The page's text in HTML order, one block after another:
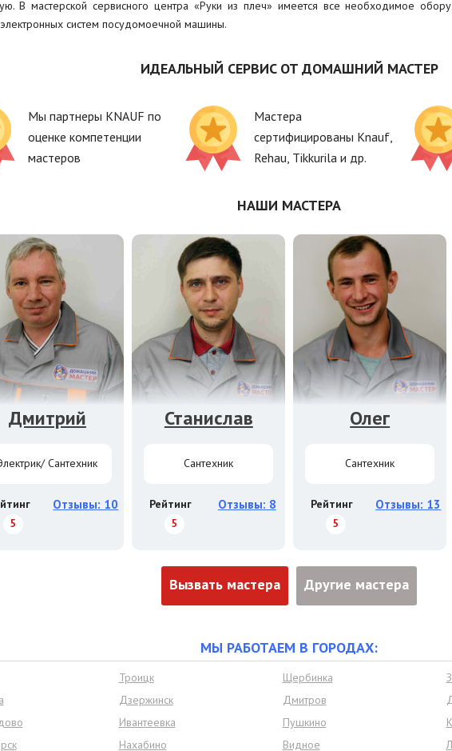
В мастерской сервисного центра «Руки из плеч» имеется все необходимое
систем посудомоечной машины.
ИДЕАЛЬНЫЙ СЕРВИС ОТ ДОМАШНИЙ МАСТЕР
Мы партнеры KNAUF по
оценке компетенции
мастеров
Мастера
сертифицированы Knauf,
Rehau, Tikkurila и др.
НАШИ МАСТЕРА
Дмитрий
Сантехник
5
Отзывы: 10
Станислав
Сантехник
Рейтинг
5
Отзывы: 8
Олег
Сантехник
Рейтинг
5
Отзывы: 13
Вызвать мастера Другие мастера
МЫ РАБОТАЕМ В ГОРОДАХ:
Троицк Щербинка
Дзержинск Дмитров
Ивантеевка Пушкино
Нахабино Видное